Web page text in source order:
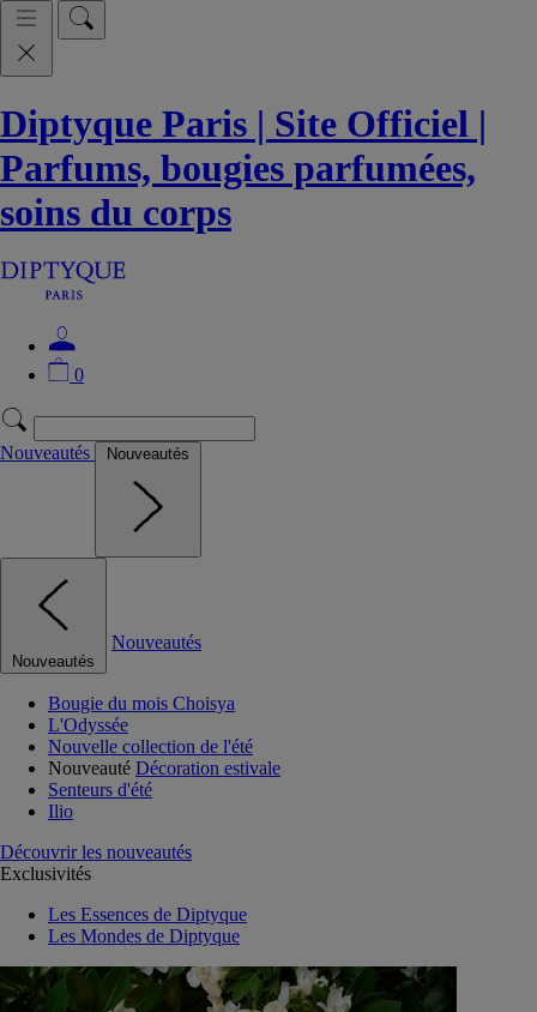
Diptyque Paris | Site Officiel |
Parfums, bougies parfumées,
soins du corps
0
Nouveautés Nouveautés
Nouveautés
Nouveautés
Bougie du mois Choisya
L'Odyssée
Nouvelle collection de l'été
Nouveauté Décoration estivale
Senteurs d'été
Ilio
Découvrir les nouveautés
Exclusivités
Les Essences de Diptyque
Les Mondes de Diptyque